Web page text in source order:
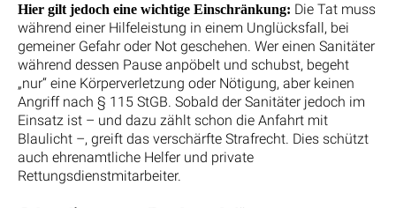
Hier gilt jedoch eine wichtige Einschränkung: Die Tat muss
während einer Hilfeleistung in einem Unglücksfall, bei
gemeiner Gefahr oder Not geschehen. Wer einen Sanitäter
während dessen Pause anpöbelt und schubst, begeht
„nur“ eine Körperverletzung oder Nötigung, aber keinen
Angriff nach § 115 StGB. Sobald der Sanitäter jedoch im
Einsatz ist – und dazu zählt schon die Anfahrt mit
Blaulicht –, greift das verschärfte Strafrecht. Dies schützt
auch ehrenamtliche Helfer und private
Rettungsdienstmitarbeiter.